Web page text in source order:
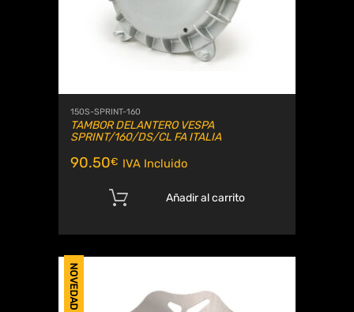
150S-SPRINT-160
TAMBOR DELANTERO VESPA
SPRINT/160/DS/CL FA ITALIA
90.50€ IVA Incluido
Añadir al carrito
NOVEDAD